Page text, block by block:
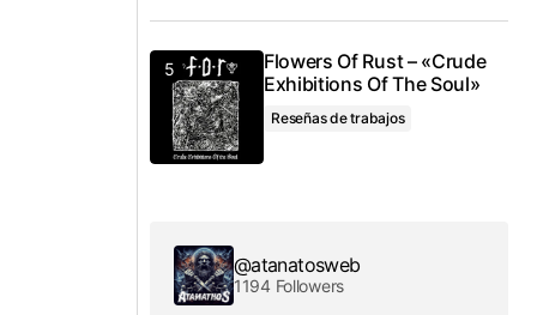
Flowers Of Rust – «Crude
Exhibitions Of The Soul»
Reseñas de trabajos
@atanatosweb
1194 Followers